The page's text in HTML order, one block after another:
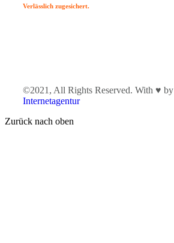
Verlässlich zugesichert.
©2021, All Rights Reserved. With ♥ by
Internetagentur
Zurück nach oben